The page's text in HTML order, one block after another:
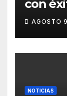
con
AGOSTO
NOTICIAS